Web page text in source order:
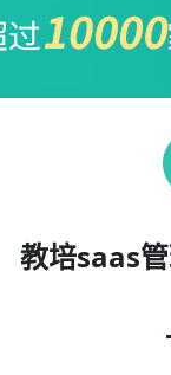
教培saas